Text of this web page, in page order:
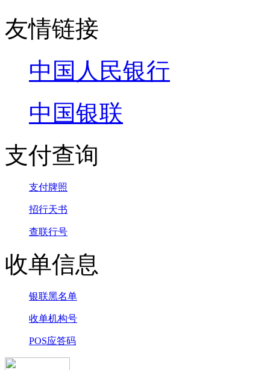
友情链接
中国人民银行
中国银联
支付查询
支付牌照
招行天书
查联行号
收单信息
银联黑名单
收单机构号
POS应答码